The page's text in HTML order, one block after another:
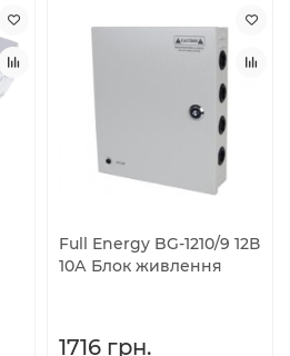
Full Energy BG-1210/9 12В
10А Блок живлення
1716 грн.